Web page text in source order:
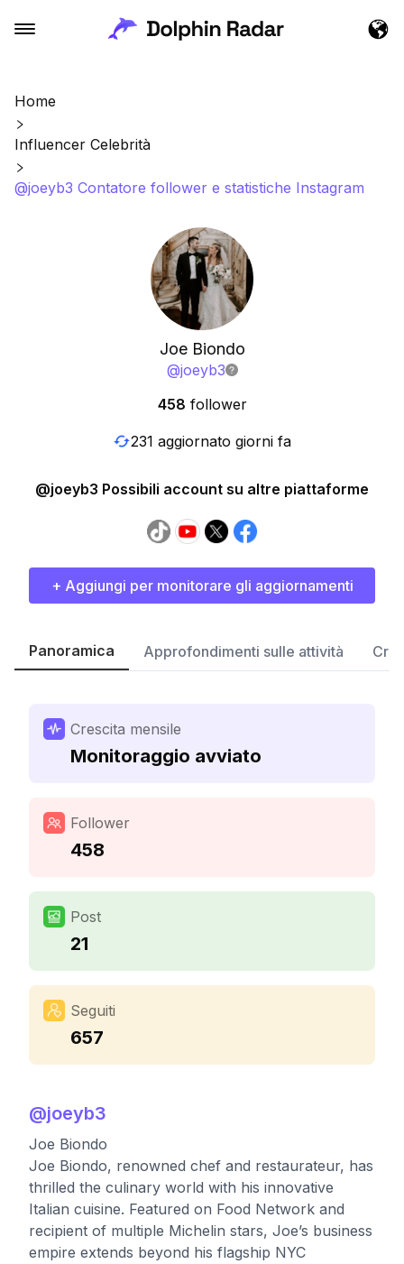
Home
Influencer Celebrità
@joeyb3 Contatore follower e statistiche Instagram
Joe Biondo
@joeyb3
458 follower
231 aggiornato giorni fa
@joeyb3 Possibili account su altre piattaforme
+ Aggiungi per monitorare gli aggiornamenti
Panoramica Approfondimenti sulle attività
Crescita mensile
Monitoraggio avviato
Follower
458
Post
21
Seguiti
657
@joeyb3
Joe Biondo
Joe Biondo, renowned chef and restaurateur, has
thrilled the culinary world with his innovative
Italian cuisine. Featured on Food Network and
recipient of multiple Michelin stars, Joe’s business
empire extends beyond his flagship NYC